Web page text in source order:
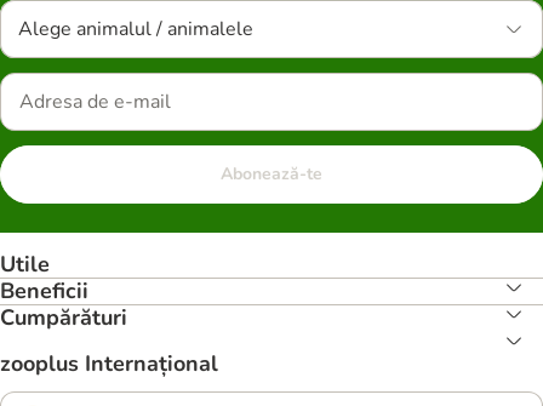
Alege animalul / animalele
Abonează-te
Utile
Beneficii
Cumpărături
zooplus Internațional